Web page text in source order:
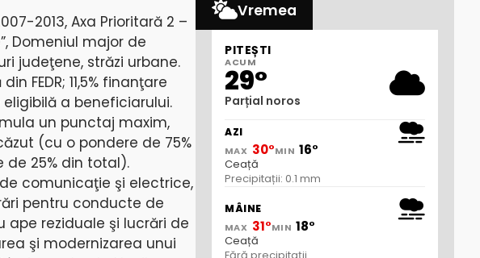
2013, Axa Prioritară 2 –
Domeniul major de
judeţene, străzi urbane.
FEDR; 11,5% finanţare
a beneficiarului.
un punctaj maxim,
(cu o pondere de 75%
25% din total).
comunicaţie şi electrice,
pentru conducte de
reziduale şi lucrări de
şi modernizarea unui
Vremea
PITEȘTI
ACUM
29°
Parțial noros
AZI
MAX 30°MIN 16°
Ceață
Precipitații: 0.1 mm
MÂINE
MAX 31°MIN 18°
Ceață